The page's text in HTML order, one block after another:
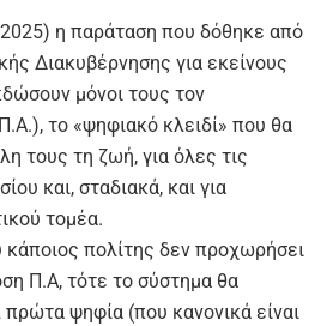
η παράταση που δόθηκε από
Διακυβέρνησης για εκείνους
μόνοι τους τον
το «ψηφιακό κλειδί» που θα
τους τη ζωή, για όλες τις
και, σταδιακά, και για
τομέα.
πολίτης δεν προχωρήσει
Π.Α, τότε το σύστημα θα
πρώτα ψηφία (που κανονικά είναι